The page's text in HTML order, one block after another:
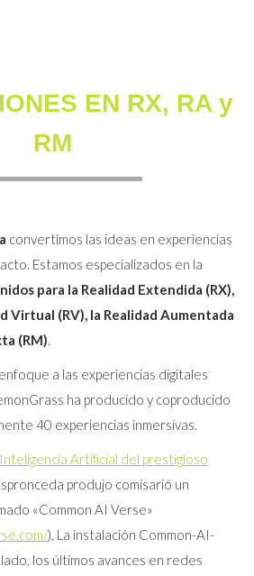
EN RX, RA y
RM
convertimos las ideas en experiencias
Estamos especializados en la
para la Realidad Extendida (RX),
Virtual (RV), la Realidad Aumentada
(RM).
a las experiencias digitales
ha producido y coproducido
40 experiencias inmersivas.
Artificial del prestigioso
produjo comisarió un
«Common AI Verse»
), La instalación Common-AI-
los últimos avances en redes